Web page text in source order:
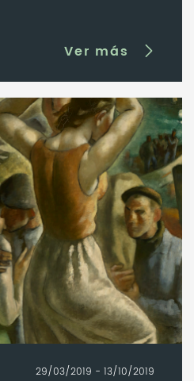
Ver más
29/03/2019 - 13/10/2019